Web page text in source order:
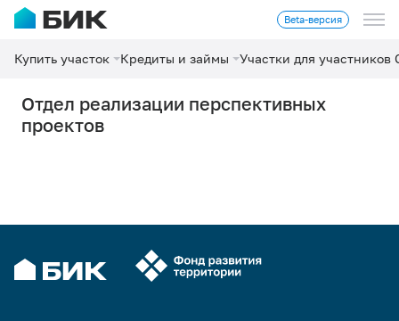
Beta-версия
Купить участок Кредиты и займы Участки для участников
Отдел реализации перспективных
проектов